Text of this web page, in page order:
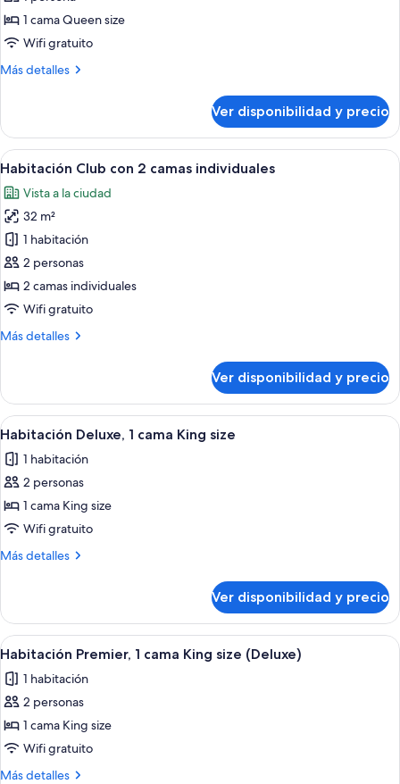
individual
Club
1 cama Queen size
Wifi gratuito
Más detalles
Más
individual
Club
Ver disponibilidad y precio
Ver
todas
las
fotos
de
Habitación
Club
con
camas
Habitación de hotel con dos camas,
6
Habitación Club con 2 camas individuales
Vista a la ciudad
32 m²
1 habitación
2 personas
2 camas individuales
Wifi gratuito
Más detalles
Más
Club
con
2
individuales
Ver disponibilidad y precio
Ver
todas
las
fotos
de
Habitación
Deluxe,
King
size
Una habitación de hotel con una
7
Habitación Deluxe, 1 cama King size
1 habitación
2 personas
1 cama King size
Wifi gratuito
Más detalles
Más
Deluxe,
cama
size
Ver disponibilidad y precio
Ver
todas
las
fotos
de
Habitación
Premier,
Habitación de hotel con una cama
2
Habitación Premier, 1 cama King size (Deluxe)
1 habitación
2 personas
1 cama King size
Wifi gratuito
Más detalles
Más